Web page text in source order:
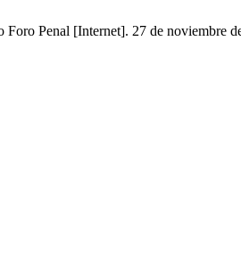
Penal [Internet]. 27 de noviembre